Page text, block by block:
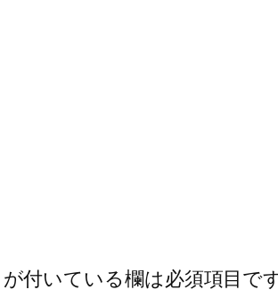
が付いている欄は必須項目で